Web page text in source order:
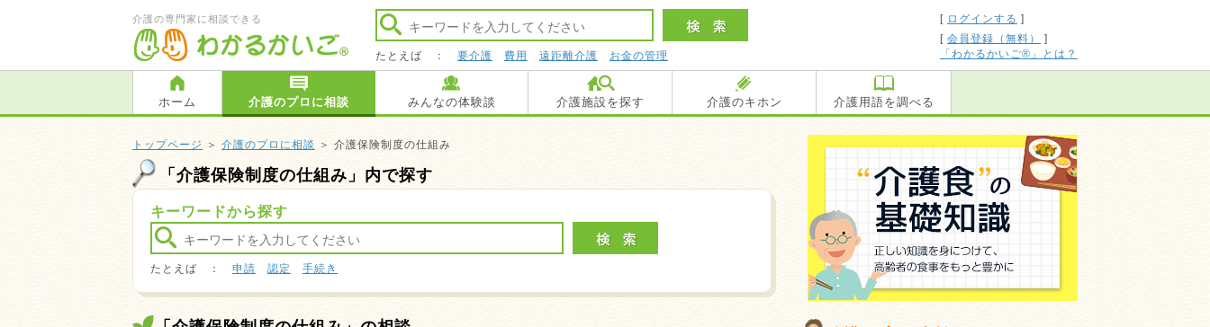
介護の専門家に相談できる
たとえば ： 要介護 費用 遠距離介護 お金の管理
[ ログインする ]
[ 会員登録（無料）
]
「わかるかいご®」とは？
ホーム 介護のプロに相談 みんなの体験談 介護施設を探す 介護のキホン 介護用語を調べる
トップページ ＞ 介護のプロに相談 ＞ 介護保険制度の仕組み
「介護保険制度の仕組み」内で探す
キーワードから探す
たとえば ： 申請 認定 手続き